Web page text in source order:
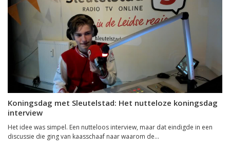
Koningsdag met Sleutelstad: Het nutteloze koningsdag
interview
Het idee was simpel. Een nutteloos interview, maar dat eindigde in een
discussie die ging van kaasschaaf naar waarom de...